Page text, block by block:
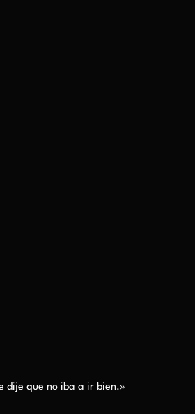
dije que no iba a ir bien.»